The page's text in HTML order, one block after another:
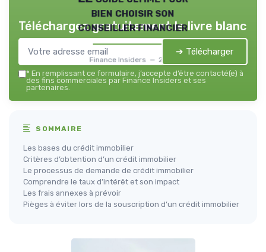
bien choisir son
conseiller financier
Finance Insiders — 2026
Téléchargez gratuitement le livre blanc
➔ Télécharger
* En remplissant ce formulaire, j’accepte d’être contacté(e) à
des fins commerciales par Finance Insiders et ses
partenaires.
SOMMAIRE
Les bases du crédit immobilier
Critères d’obtention d’un crédit immobilier
Le processus de demande de crédit immobilier
Comprendre le taux d’intérêt et son impact
Les frais annexes à prévoir
Pièges à éviter lors de la souscription d’un crédit immobilier